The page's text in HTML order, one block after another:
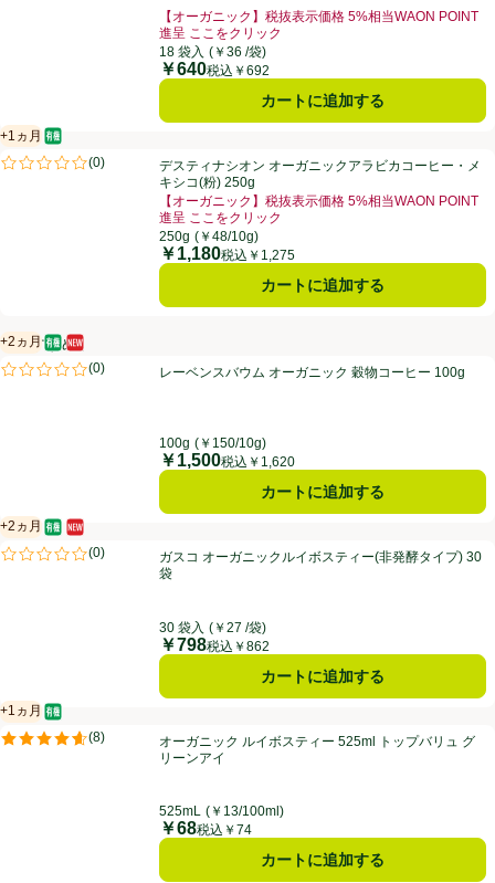
【オーガニック】税抜表示価格 5%相当WAON POINT
進呈 ここをクリック
お買い得品名：【オーガニック】税抜表示価格 5%相
18 袋入 (￥36 /袋)
価格
￥640税込￥692
カートに追加する
デスティナシオン オーガニックアラビカコーヒー・メキシコ(粉) 250g
+1ヵ月
賞味・消費期限保証：1ヵ月
オーガニック/有機
(0)
評価は0件のレビューで5点中0.0点。デスティナシオン オーガニックアラビカコーヒー・メ
キシコ(粉) 250g
【オーガニック】税抜表示価格 5%相当WAON POINT
進呈 ここをクリック
お買い得品名：【オーガニック】税抜表示価格 5%相
250g (￥48/10g)
価格
￥1,180税込￥1,275
カートに追加する
【おすすめ】
レーベンスバウム オーガニック 穀物コーヒー 100g
+2ヵ月
賞味・消費期限保証：2ヵ月
オーガニック/有機
新商品
(0)
評価は0件のレビューで5点中0.0点。レーベンスバウム オーガニック 穀物コーヒー 100g
100g (￥150/10g)
価格
￥1,500税込￥1,620
カートに追加する
ガスコ オーガニックルイボスティー(非発酵タイプ) 30袋
+2ヵ月
賞味・消費期限保証：2ヵ月
オーガニック/有機
新商品
(0)
評価は0件のレビューで5点中0.0点。ガスコ オーガニックルイボスティー(非発酵タイプ) 30
袋
30 袋入 (￥27 /袋)
価格
￥798税込￥862
カートに追加する
オーガニック ルイボスティー 525ml トップバリュ グリーンアイ
+1ヵ月
賞味・消費期限保証：1ヵ月
オーガニック/有機
(8)
評価は8件のレビューで5点中4.6点。オーガニック ルイボスティー 525ml トップバリュ グ
リーンアイ
525mL (￥13/100ml)
価格
￥68税込￥74
カートに追加する